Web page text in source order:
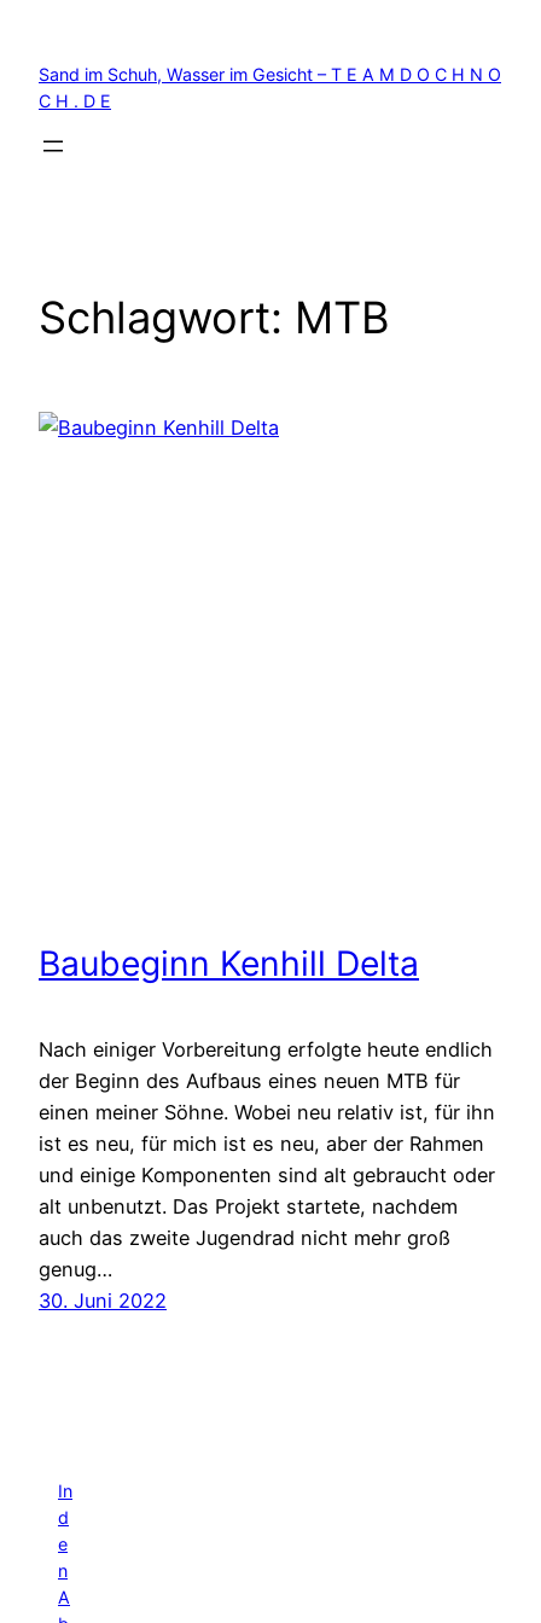
springen
Sand im Schuh, Wasser im Gesicht – T E A M D O C H N O
C H . D E
Schlagwort: MTB
Baubeginn Kenhill Delta
Nach einiger Vorbereitung erfolgte heute endlich
der Beginn des Aufbaus eines neuen MTB für
einen meiner Söhne. Wobei neu relativ ist, für ihn
ist es neu, für mich ist es neu, aber der Rahmen
und einige Komponenten sind alt gebraucht oder
alt unbenutzt. Das Projekt startete, nachdem
auch das zweite Jugendrad nicht mehr groß
genug…
30. Juni 2022
In
d
e
n
A